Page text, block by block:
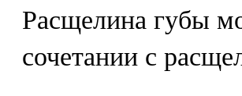
Расщелина губы
сочетании с